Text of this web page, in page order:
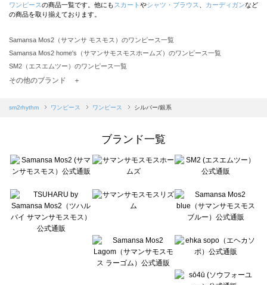
ワンピースの商品一覧です。他にも スカート やシャツ・ブラウス カーディガンなど
の商品を取り揃えております。
Samansa Mos2（サマンサ モスモス）のワンピース一覧
Samansa Mos2 home's（サマンサモスモスホームズ）のワンピース一覧
SM2（エスエムツー）のワンピース一覧
TSUHARU by Samansa Mos2（ツハルバイサマンサモスモス）のワンピース一覧
Samansa Mos2 blue（サマンサモスモス ブルー）のワンピース一覧
sō4ū（ソウフォーユー）のワンピース一覧
Te chichi（テチチ）のワンピース一覧
Te chichi CLASSIC（テチチ クラシック）のワンピース一覧
Lugnoncure（ルノンキュール）のワンピース一覧
BETTY'S BLUE（べティーズブルー）のワンピース一覧
Wpc.（ワールドパーティー）のワンピース一覧
その他のブランド ＋
sm2rhythm ワンピース ワンピース シルバー/銀系
ブランド一覧